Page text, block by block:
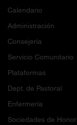
Calendario
Administración
Consejería
Servicio Comunitario
Plataformas
Dept. de Pastoral
Enfermería
Sociedades de Honor